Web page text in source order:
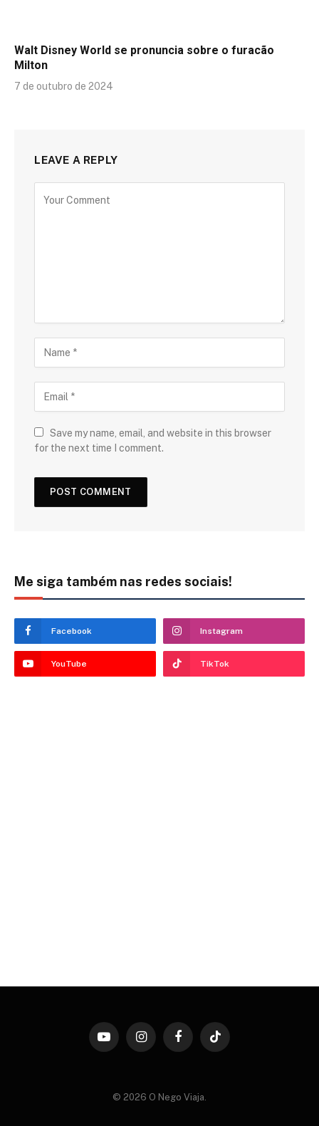
Walt Disney World se pronuncia sobre o furacão
Milton
7 de outubro de 2024
LEAVE A REPLY
Save my name, email, and website in this browser
for the next time I comment.
Me siga também nas redes sociais!
Facebook Instagram
YouTube TikTok
YouTubeInstagramFacebookTikTok
© 2026 O Nego Viaja.